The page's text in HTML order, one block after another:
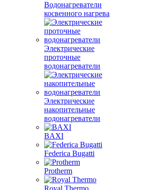
Водонагреватели
косвенного нагрева
Электрические
проточные
водонагреватели
Электрические
накопительные
водонагреватели
BAXI
Federica Bugatti
Protherm
Royal Thermo